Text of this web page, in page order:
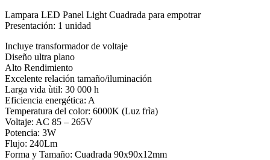
EMPOTRAR
cantidad
Lampara LED Panel Light Cuadrada para empotrar
Presentación: 1 unidad
Incluye transformador de voltaje
Diseño ultra plano
Alto Rendimiento
Excelente relación tamaño/iluminación
Larga vida ùtil: 30 000 h
Eficiencia energética: A
Temperatura del color: 6000K (Luz frìa)
Voltaje: AC 85 – 265V
Potencia: 3W
Flujo: 240Lm
Forma y Tamaño: Cuadrada 90x90x12mm